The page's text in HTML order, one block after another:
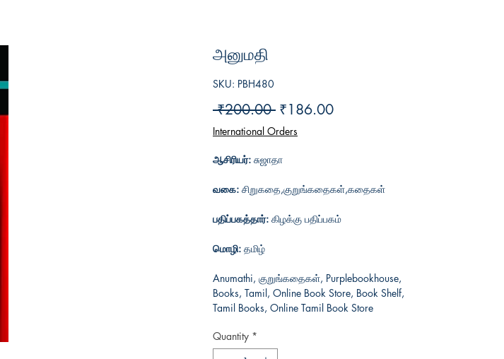
அனுமதி
SKU: PBH480
₹200.00 Regular
Price
₹186.00Sale
International Orders
ஆசிரியர்: சுஜாதா
வகை: சிறுகதை,குறுங்கதைகள்,கதைகள்
பதிப்பகத்தார்: கிழக்கு பதிப்பகம்
மொழி: தமிழ்
Anumathi, குறுங்கதைகள், Purplebookhouse,
Books, Tamil, Online Book Store, Book Shelf,
Tamil Books, Online Tamil Book Store
Quantity *